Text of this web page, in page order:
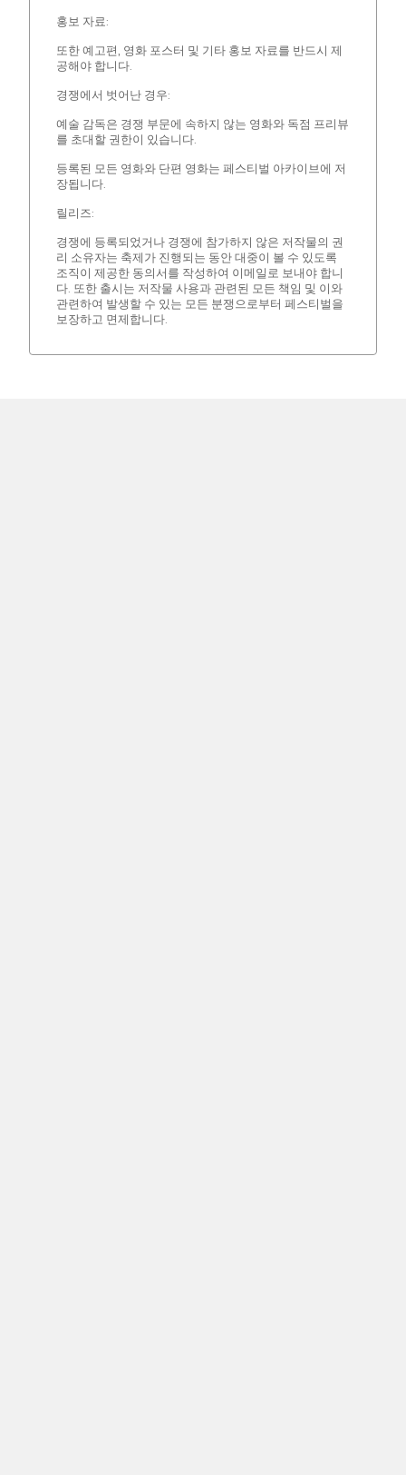
홍보 자료:
또한 예고편, 영화 포스터 및 기타 홍보 자료를 반드시 제
공해야 합니다.
경쟁에서 벗어난 경우:
예술 감독은 경쟁 부문에 속하지 않는 영화와 독점 프리뷰
를 초대할 권한이 있습니다.
등록된 모든 영화와 단편 영화는 페스티벌 아카이브에 저
장됩니다.
릴리즈:
경쟁에 등록되었거나 경쟁에 참가하지 않은 저작물의 권
리 소유자는 축제가 진행되는 동안 대중이 볼 수 있도록
조직이 제공한 동의서를 작성하여 이메일로 보내야 합니
다. 또한 출시는 저작물 사용과 관련된 모든 책임 및 이와
관련하여 발생할 수 있는 모든 분쟁으로부터 페스티벌을
보장하고 면제합니다.